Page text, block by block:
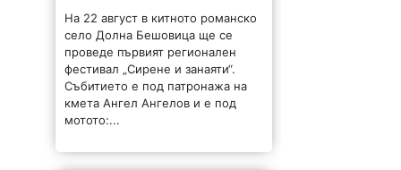
На 22 август в китното романско
село Долна Бешовица ще се
проведе първият регионален
фестивал „Сирене и занаяти“.
Събитието е под патронажа на
кмета Ангел Ангелов и е под
мотото:...